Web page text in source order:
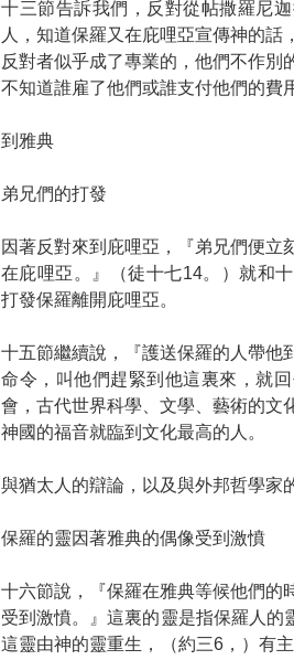
十三節告訴我們，反對從帖撒羅尼
人，知道保羅又在庇哩亞宣傳神的
反對者似乎成了專業的，他們不作別
不知道誰雇了他們或誰支付他們的費
到雅典
弟兄們的打發
因著反對來到庇哩亞，『弟兄們便立
在庇哩亞。』（徒十七14。）就和
打發保羅離開庇哩亞。
十五節繼續說，『護送保羅的人帶他
命令，叫他們趕緊到他這裏來，就
會，古代世界科學、文學、藝術的文
神國的福音就臨到文化最高的人。
與猶太人的辯論，以及與外邦哲學家
保羅的靈因著雅典的偶像受到激憤
十六節說，『保羅在雅典等候他們的
受到激憤。』這裏的靈是指保羅人的
這靈由神的靈重生，（約三6，）有